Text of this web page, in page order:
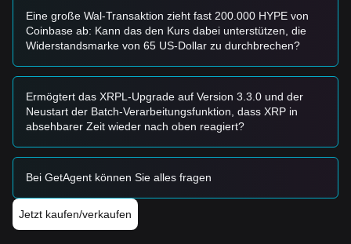
Unterstützungsniveaus nahe0,9697 $ testet.
Kaufstrategie
Analysten die folgenden Strategien vor:
• Warten, bis USDe sich in der Nähe des0,9995 $-
Unterstützungsniveaus stabilisiert, um einzusteigen.
• Oder abwarten, bis eine bestätigte Stabilisierung über der
Marke1,0000 $vorliegt, um die Peg-Parität sicherzustellen,
Trend-Anleger
bestätigt das die Stabilität des Mechanismus für den
Eine große Wal-Transaktion zieht fast 200.000 HYPE von
Coinbase ab: Kann das den Kurs dabei unterstützen, die
Widerstandsmarke von 65 US-Dollar zu durchbrechen?
Ermögtert das XRPL-Upgrade auf Version 3.3.0 und der
Neustart der Batch-Verarbeitungsfunktion, dass XRP in
absehbarer Zeit wieder nach oben reagiert?
Bei GetAgent können Sie alles fragen
Jetzt kaufen/verkaufen